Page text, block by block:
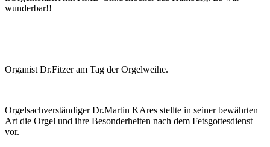
wunderbar!!
Organist Dr.Fitzer am Tag der Orgelweihe.
Orgelsachverständiger Dr.Martin KAres stellte in seiner bewährten
Art die Orgel und ihre Besonderheiten nach dem Fetsgottesdienst
vor.